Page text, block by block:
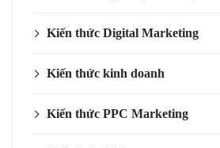
Kiến thức Digital Marketing
Kiến thức kinh doanh
Kiến thức PPC Marketing